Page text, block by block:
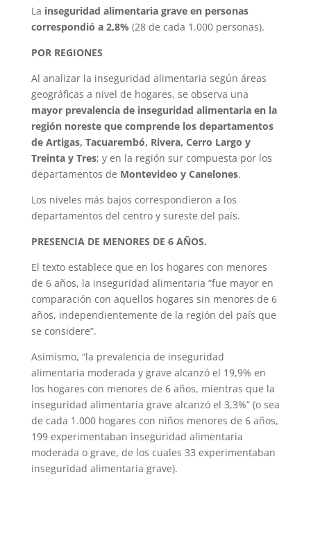
La inseguridad alimentaria grave en personas
correspondió a 2,8% (28 de cada 1.000 personas).
POR REGIONES
Al analizar la inseguridad alimentaria según áreas
geográficas a nivel de hogares, se observa una
mayor prevalencia de inseguridad alimentaria en la
región noreste que comprende los departamentos
de Artigas, Tacuarembó, Rivera, Cerro Largo y
Treinta y Tres; y en la región sur compuesta por los
departamentos de Montevideo y Canelones.
Los niveles más bajos correspondieron a los
departamentos del centro y sureste del país.
PRESENCIA DE MENORES DE 6 AÑOS.
El texto establece que en los hogares con menores
de 6 años, la inseguridad alimentaria “fue mayor en
comparación con aquellos hogares sin menores de 6
años, independientemente de la región del país que
se considere”.
Asimismo, “la prevalencia de inseguridad
alimentaria moderada y grave alcanzó el 19,9% en
los hogares con menores de 6 años, mientras que la
inseguridad alimentaria grave alcanzó el 3,3%” (o sea
de cada 1.000 hogares con niños menores de 6 años,
199 experimentaban inseguridad alimentaria
moderada o grave, de los cuales 33 experimentaban
inseguridad alimentaria grave).